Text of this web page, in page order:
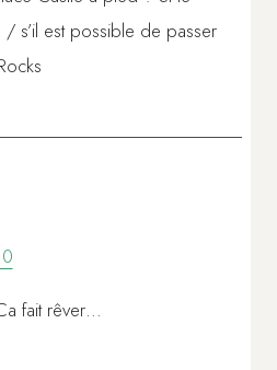
s’il est possible de passer
fait rêver…